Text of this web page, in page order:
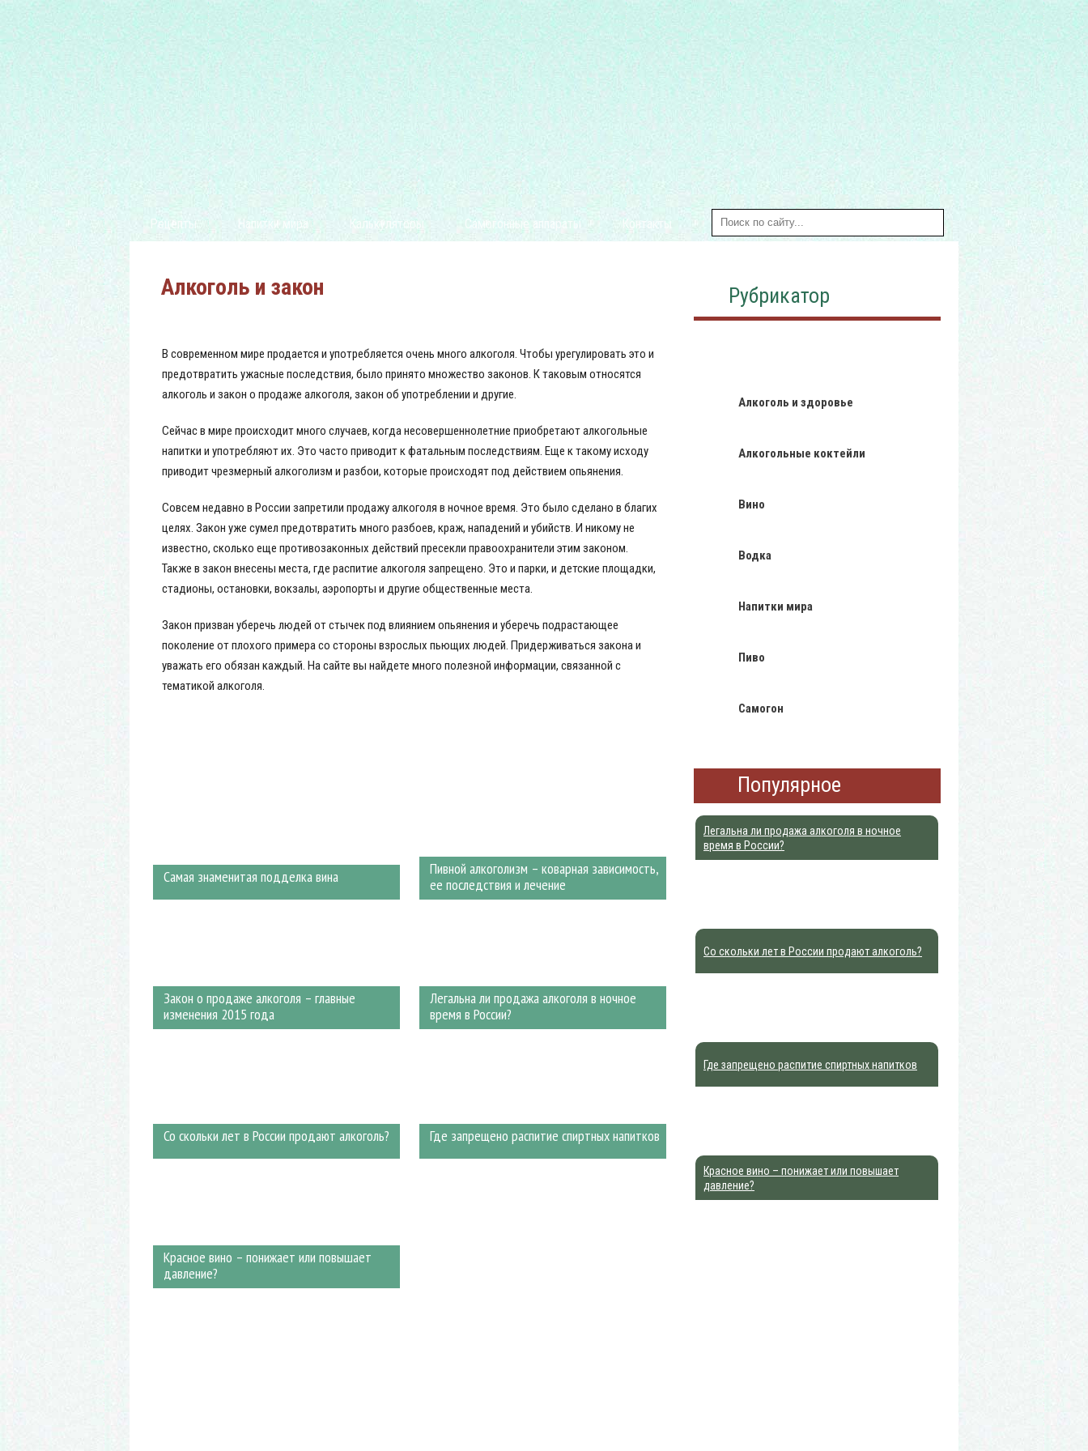
Рецепты Напитки мира Калькуляторы Самогонные аппараты Контакты
Алкоголь и закон
В современном мире продается и употребляется очень много алкоголя. Чтобы урегулировать это и
предотвратить ужасные последствия, было принято множество законов. К таковым относятся
алкоголь и закон о продаже алкоголя, закон об употреблении и другие.
Сейчас в мире происходит много случаев, когда несовершеннолетние приобретают алкогольные
напитки и употребляют их. Это часто приводит к фатальным последствиям. Еще к такому исходу
приводит чрезмерный алкоголизм и разбои, которые происходят под действием опьянения.
Совсем недавно в России запретили продажу алкоголя в ночное время. Это было сделано в благих
целях. Закон уже сумел предотвратить много разбоев, краж, нападений и убийств. И никому не
известно, сколько еще противозаконных действий пресекли правоохранители этим законом.
Также в закон внесены места, где распитие алкоголя запрещено. Это и парки, и детские площадки,
стадионы, остановки, вокзалы, аэропорты и другие общественные места.
Закон призван уберечь людей от стычек под влиянием опьянения и уберечь подрастающее
поколение от плохого примера со стороны взрослых пьющих людей. Придерживаться закона и
уважать его обязан каждый. На сайте вы найдете много полезной информации, связанной с
тематикой алкоголя.
Самая знаменитая подделка вина
Пивной алкоголизм – коварная зависимость,
ее последствия и лечение
Закон о продаже алкоголя – главные
изменения 2015 года
Легальна ли продажа алкоголя в ночное
время в России?
Со скольки лет в России продают алкоголь? Где запрещено распитие спиртных напитков
Красное вино – понижает или повышает
давление?
Рубрикатор
Алкоголь и здоровье
Алкогольные коктейли
Вино
Водка
Напитки мира
Пиво
Самогон
Популярное
Легальна ли продажа алкоголя в ночное
время в России?
Со скольки лет в России продают алкоголь?
Где запрещено распитие спиртных напитков
Красное вино – понижает или повышает
давление?